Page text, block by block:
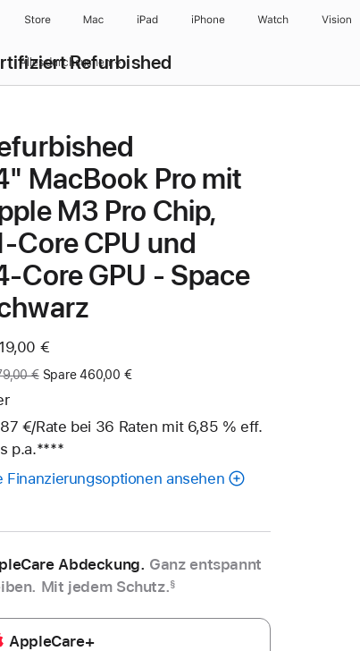
Store Mac iPad iPhone Watch Vision
Refurbished
Alles durchsuchen
MacBook Pro mit
M3 Pro Chip,
CPU und
GPU - Space
€
€ Spare 460,00 €
€/Rate pro
bei 36 Raten Raten
mit 6,85 % eff.
p.a.Fußnote
****
Finanzierungsoptionen ansehen
Abdeckung. Ganz entspannt
Mit jedem Schutz.§
AppleCare+